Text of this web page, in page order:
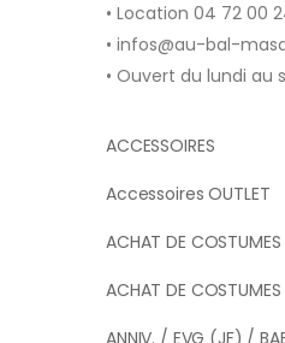
• Location 04 72 00
• infos@au-bal-
• Ouvert du lundi au
ACCESSOIRES
Accessoires OUTLET
ACHAT DE COSTUMES
ACHAT DE COSTUMES